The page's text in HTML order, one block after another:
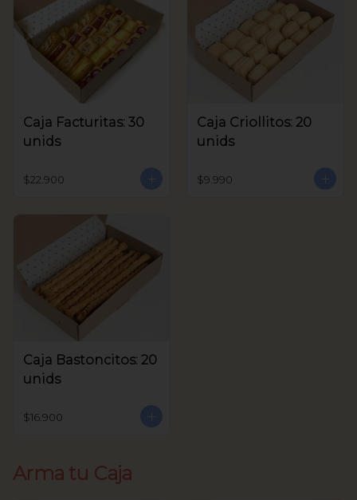
Caja Facturitas: 30
unids
$22.900
Caja Criollitos: 20
unids
$9.990
Caja Bastoncitos: 20
unids
$16.900
Arma tu Caja